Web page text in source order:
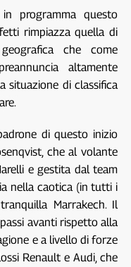
programma questo
rimpiazza quella di
che come
altamente
situazione di classifica
di questo inizio
che al volante
e gestita dal team
nella caotica (in tutti i
Marrakech. Il
avanti rispetto alla
e a livello di forze
Renault e Audi, che